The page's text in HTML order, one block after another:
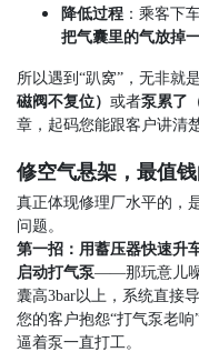
降低过程 ：乘客下
把气囊里的气放掉
所以遇到 “趴窝” ，无非就是
磁阀不复位） 或者泵累了
章，起码您能跟客户讲清
修空气悬架，最值
真正体现修理厂水平的，
问题。
第一招：用蓄压器快速升
启动打气泵——那玩意儿
囊高3bar以上，系统直接
您的客户抱怨“打气泵老响
逼着泵一直打工。